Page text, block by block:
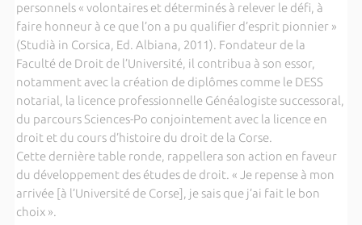
personnels « volontaires et déterminés à relever le défi, à
faire honneur à ce que l’on a pu qualifier d’esprit pionnier »
(Studià in Corsica, Ed. Albiana, 2011). Fondateur de la
Faculté de Droit de l’Université, il contribua à son essor,
notamment avec la création de diplômes comme le DESS
notarial, la licence professionnelle Généalogiste successoral,
du parcours Sciences-Po conjointement avec la licence en
droit et du cours d’histoire du droit de la Corse.
Cette dernière table ronde, rappellera son action en faveur
du développement des études de droit. « Je repense à mon
arrivée [à l’Université de Corse], je sais que j’ai fait le bon
choix ».